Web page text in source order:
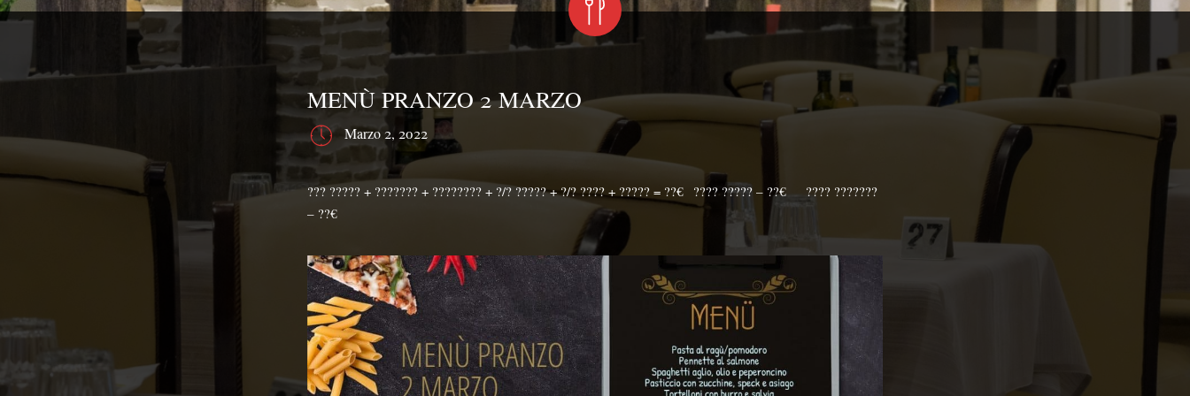
MENÙ PRANZO 2 MARZO
Marzo 2, 2022
??‍? ????? + ??????? + ???????? + ?/? ????? + ?/? ???? + ????? = ??€⁣⁣⠀???? ????? – ??€⠀⠀???? ???????
– ??€